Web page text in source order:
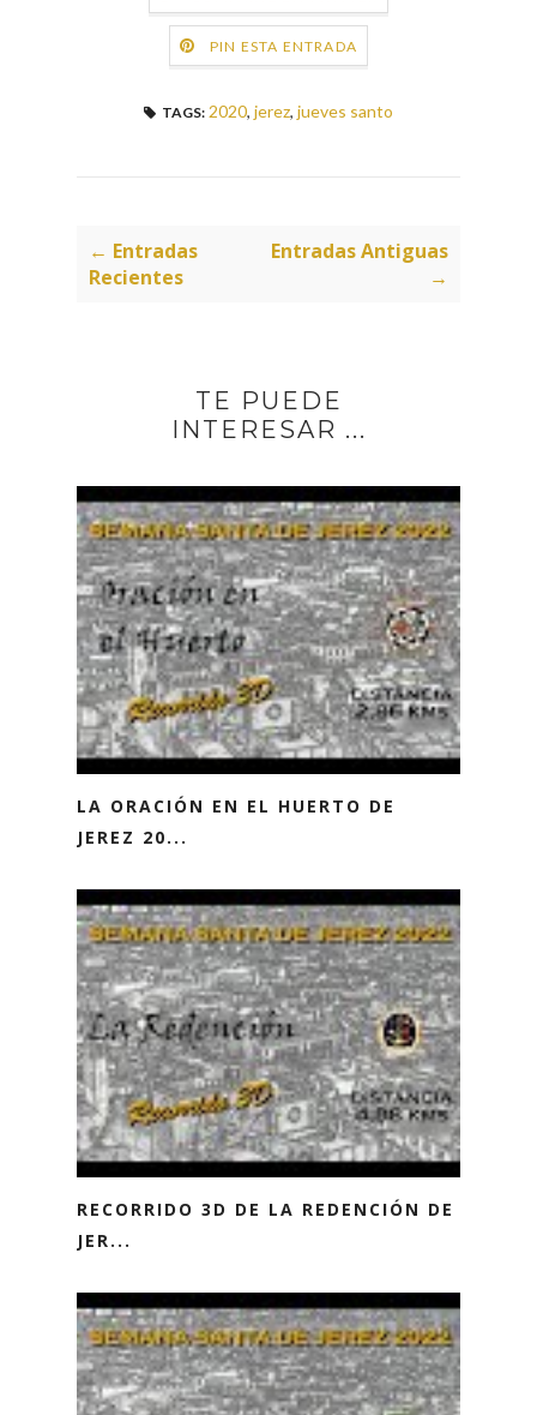
PIN ESTA ENTRADA
TAGS: 2020, jerez, jueves santo
← Entradas
Recientes
Entradas Antiguas
→
TE PUEDE
INTERESAR ...
LA ORACIÓN EN EL HUERTO DE
JEREZ 20...
RECORRIDO 3D DE LA REDENCIÓN DE
JER...